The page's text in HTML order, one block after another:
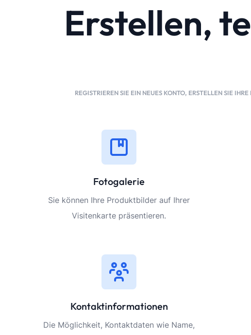
Erstellen,
REGISTRIEREN SIE EIN NEUES KONTO, ERSTELLEN SIE
Fotogalerie
Sie können Ihre Produktbilder auf Ihrer
Visitenkarte präsentieren.
Kontaktinformationen
Die Möglichkeit, Kontaktdaten wie Name,